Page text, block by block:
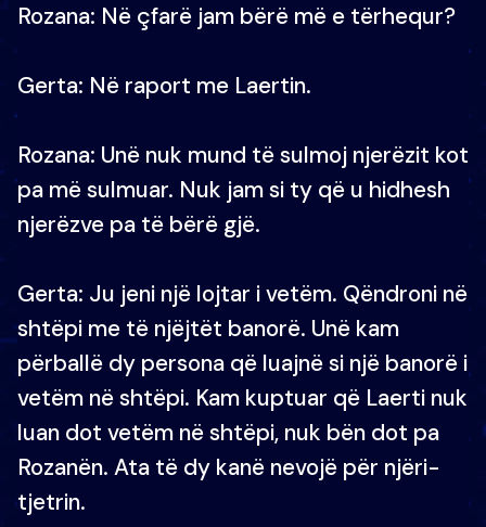
Rozana: Në çfarë jam bërë më e tërhequr?
Gerta: Në raport me Laertin.
Rozana: Unë nuk mund të sulmoj njerëzit kot
pa më sulmuar. Nuk jam si ty që u hidhesh
njerëzve pa të bërë gjë.
Gerta: Ju jeni një lojtar i vetëm. Qëndroni në
shtëpi me të njëjtët banorë. Unë kam
përballë dy persona që luajnë si një banorë i
vetëm në shtëpi. Kam kuptuar që Laerti nuk
luan dot vetëm në shtëpi, nuk bën dot pa
Rozanën. Ata të dy kanë nevojë për njëri-
tjetrin.